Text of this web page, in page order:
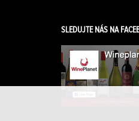
SLEDUJTE NÁS NA